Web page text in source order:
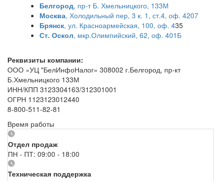
Белгород, пр-т Б. Хмельницкого, 133М
Москва, Холодильный пер, 3 к. 1, ст.4, оф. 4207
Брянск, ул. Красноармейская, 100, оф. 435
Ст. Оскол, мкр.Олимпийский, 62, оф. 401Б
Реквизиты компании:
ООО «УЦ "БелИнфоНалог» 308002 г.Белгород, пр-кт
Б.Хмельницкого 133М
ИНН/КПП 3123304163/312301001
ОГРН 1123123012440
8-800-511-82-81
Время работы
Отдел продаж
ПН - ПТ: 09:00 - 18:00
Техническая поддержка